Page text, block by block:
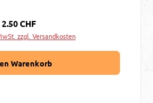
Regulärer Preis:
2.50 CHF
zzgl. Versandkosten
Warenkorb